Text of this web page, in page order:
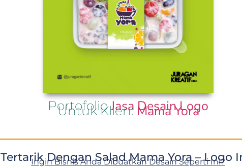
PortofolioJasa Desain Logo
Untuk Klien: Mama Yora
Tertarik Dengan Salad Mama Yora – Logo
Ingin Bisnis Anda Dibuatkan Desain Seperti Ini?